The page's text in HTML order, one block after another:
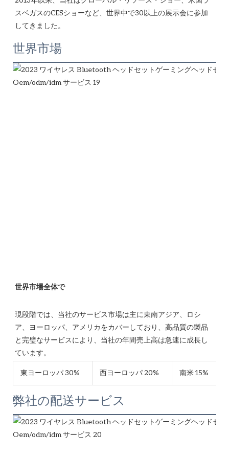
スベガスのCESショーなど、世界中で30以上の展示会に参加
世界市場
現段階では、当社のサービス市場は主に東南アジア、ロシ
ア、ヨーロッパ、アメリカをカバーしており、高品質の製品
と完璧なサービスにより、当社の年間売上高は急速に成長し
東ヨーロッパ 30% 西ヨーロッパ 20% 南米 15%
弊社の配送サービス